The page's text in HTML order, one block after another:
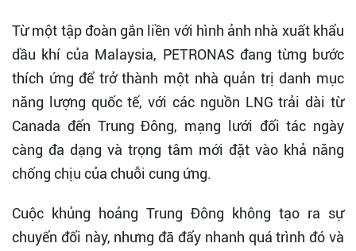
Từ một tập đoàn gắn liền với hình ảnh nhà xuất khẩu
dầu khí của Malaysia, PETRONAS đang từng bước
thích ứng để trở thành một nhà quản trị danh mục
năng lượng quốc tế, với các nguồn LNG trải dài từ
Canada đến Trung Đông, mạng lưới đối tác ngày
càng đa dạng và trọng tâm mới đặt vào khả năng
chống chịu của chuỗi cung ứng.
Cuộc khủng hoảng Trung Đông không tạo ra sự
chuyển đổi này, nhưng đã đẩy nhanh quá trình đó và